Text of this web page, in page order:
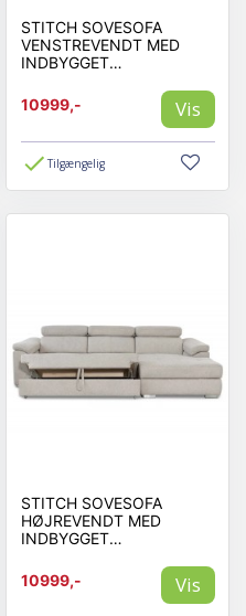
STITCH SOVESOFA
VENSTREVENDT MED
INDBYGGET
10999,-
Vis
Tilgængelig
STITCH SOVESOFA
HØJREVENDT MED
INDBYGGET
10999,-
Vis